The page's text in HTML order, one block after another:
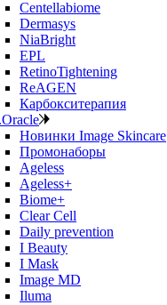
Centellabiome
Dermasys
NiaBright
EPL
RetinoTightening
ReAGEN
Карбокситерапия
Новинки Image Skincare
Промонаборы
Ageless
Ageless+
Biome+
Clear Cell
Daily prevention
I Beauty
I Mask
Image MD
Iluma